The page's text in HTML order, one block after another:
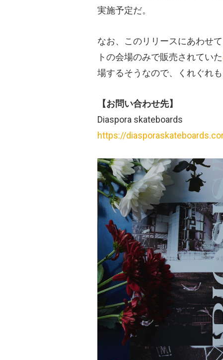
実施予定だ。
なお、このリリースにあわせ
トの会場のみで販売されていた
場するそうなので、くれぐれも
【お問い合わせ先】
Diaspora skateboards
https://